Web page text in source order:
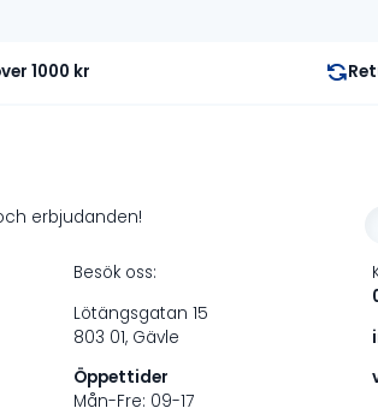
1000 kr
erbjudanden!
*
Besök oss:
Lötängsgatan 15
803 01, Gävle
Öppettider
Mån-Fre: 09-17